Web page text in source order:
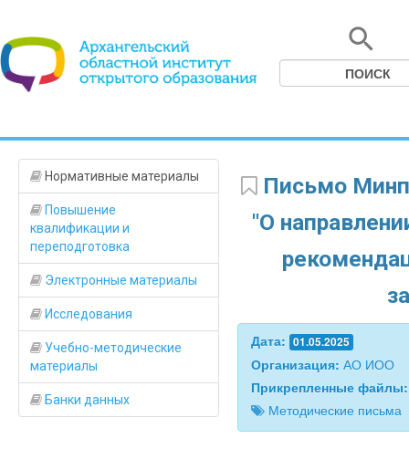
Нормативные материалы
Повышение
квалификации и
переподготовка
Электронные материалы
Исследования
Учебно-методические
материалы
Банки данных
Письмо
"О
Дата: 01.05.2025
Организация: АО ИОО
Прикрепленные
Методические письма